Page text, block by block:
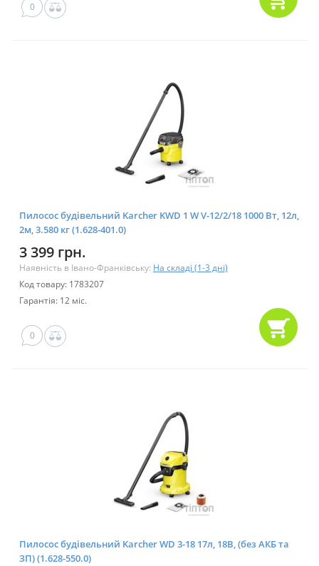
0
Пилосос будівельний Karcher KWD 1 W V-12/2/18 1000 Вт, 12л,
2м, 3.580 кг (1.628-401.0)
3 399 грн.
Наявність в Івано-Франківську: На складі (1-3 дні)
Код товару: 1783207
Гарантія: 12 міс.
0
Пилосос будівельний Karcher WD 3-18 17л, 18В, (без АКБ та
ЗП) (1.628-550.0)